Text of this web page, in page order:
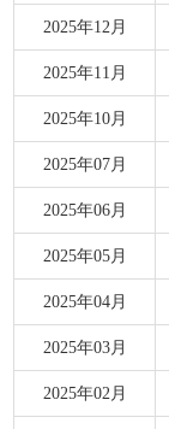
2025年12月
2025年11月
2025年10月
2025年07月
2025年06月
2025年05月
2025年04月
2025年03月
2025年02月